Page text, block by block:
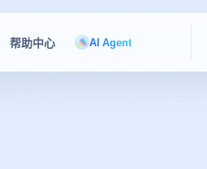
帮助中心 AI Agent